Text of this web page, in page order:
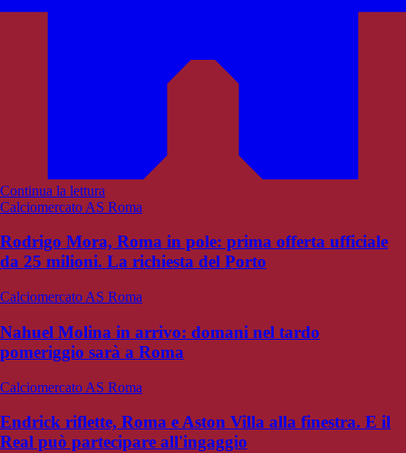
Continua la lettura
Calciomercato AS Roma
Rodrigo Mora, Roma in pole: prima offerta ufficiale
da 25 milioni. La richiesta del Porto
Calciomercato AS Roma
Nahuel Molina in arrivo: domani nel tardo
pomeriggio sarà a Roma
Calciomercato AS Roma
Endrick riflette, Roma e Aston Villa alla finestra. E il
Real può partecipare all'ingaggio